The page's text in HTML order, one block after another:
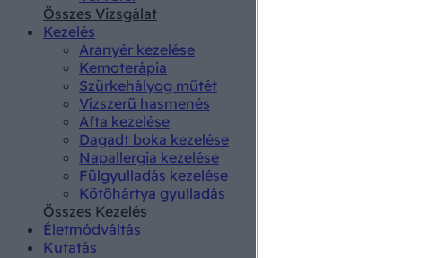
Összes Vizsgálat
Kezelés
Aranyér kezelése
Kemoterápia
Szürkehályog műtét
Vízszerű hasmenés
Afta kezelése
Dagadt boka kezelése
Napallergia kezelése
Fülgyulladás kezelése
Kötőhártya gyulladás
Összes Kezelés
Életmódváltás
Kutatás